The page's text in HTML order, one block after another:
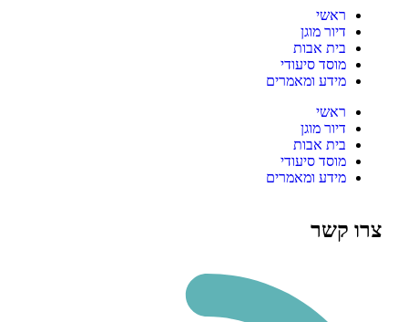
ראשי
דיור מוגן
בית אבות
מוסד סיעודי
מידע ומאמרים
ראשי
דיור מוגן
בית אבות
מוסד סיעודי
מידע ומאמרים
צרו קשר